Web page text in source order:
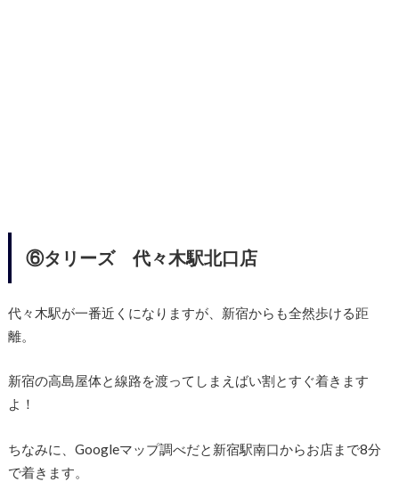
⑥タリーズ 代々木駅北口店
代々木駅が一番近くになりますが、新宿からも全然歩ける距
離。
新宿の高島屋体と線路を渡ってしまえばい割とすぐ着きます
よ！
ちなみに、Googleマップ調べだと新宿駅南口からお店まで8分
で着きます。